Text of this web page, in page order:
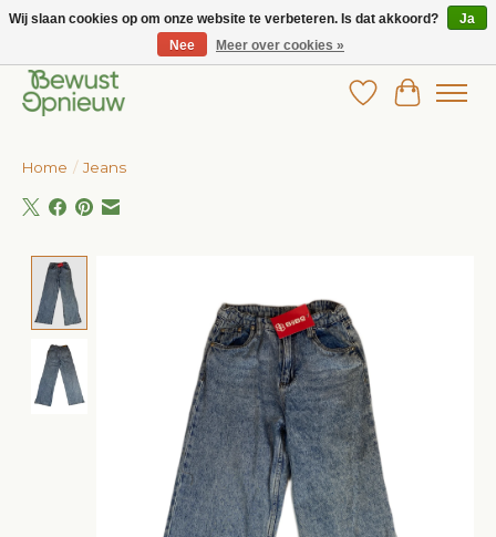
Wij bieden het grootste aanbod in betaalbare kinderkleding!
Verlanglijst
Home / Jeans
Wij slaan cookies op om onze website te verbeteren. Is dat akkoord?
Ja
Nee
Meer over cookies »